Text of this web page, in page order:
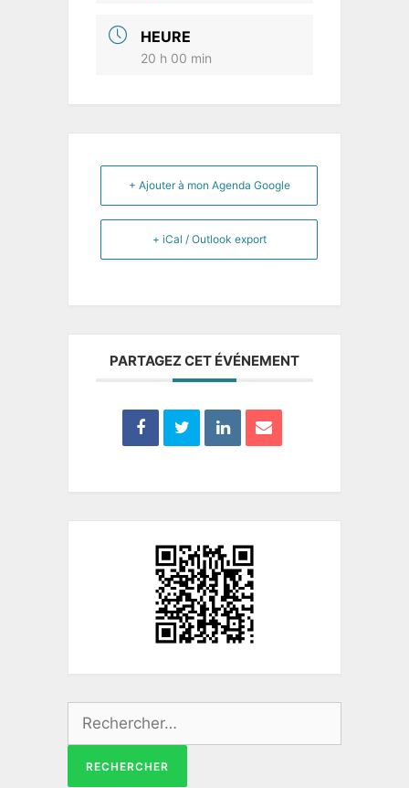
HEURE
20 h 00 min
+ Ajouter à mon Agenda Google
+ iCal / Outlook export
PARTAGEZ CET ÉVÉNEMENT